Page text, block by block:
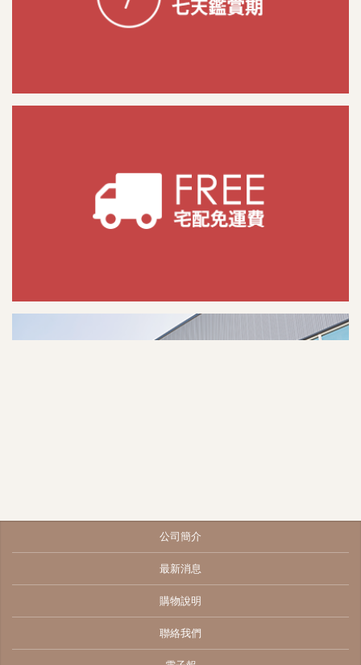
公司簡介
最新消息
購物說明
聯絡我們